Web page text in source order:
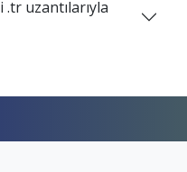
uzantılarıyla